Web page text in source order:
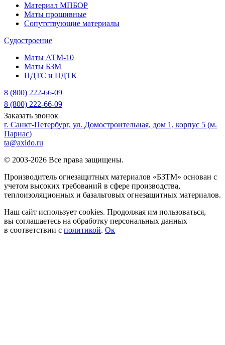
Материал МПБОР
Маты прошивные
Сопутствующие материалы
Судостроение
Маты АТМ-10
Маты БЗМ
ПДТС и ПДТК
8 (800) 222-66-09
8 (800) 222-66-09
Заказать звонок
г. Санкт-Петербург, ул. Домостроительная, дом 1, корпус 5 (м.
Парнас)
ta@axido.ru
© 2003-2026 Все права защищены.
Производитель огнезащитных материалов «БЗТМ» основан с
учетом высоких требований в сфере производства,
теплоизоляционных и базальтовых огнезащитных материалов.
Наш сайт использует cookies. Продолжая им пользоваться,
вы соглашаетесь на обработку персональных данных
в соответствии с политикой. Ок